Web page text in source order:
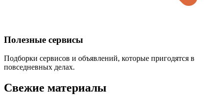
Полезные сервисы
Подборки сервисов и объявлений, которые пригодятся в
повседневных делах.
Свежие материалы